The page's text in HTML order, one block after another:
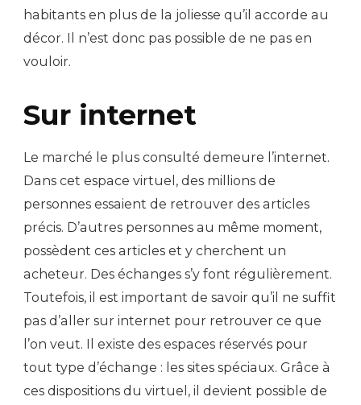
habitants en plus de la joliesse qu’il accorde au
décor. Il n’est donc pas possible de ne pas en
vouloir.
Sur internet
Le marché le plus consulté demeure l’internet.
Dans cet espace virtuel, des millions de
personnes essaient de retrouver des articles
précis. D’autres personnes au même moment,
possèdent ces articles et y cherchent un
acheteur. Des échanges s’y font régulièrement.
Toutefois, il est important de savoir qu’il ne suffit
pas d’aller sur internet pour retrouver ce que
l’on veut. Il existe des espaces réservés pour
tout type d’échange : les sites spéciaux. Grâce à
ces dispositions du virtuel, il devient possible de